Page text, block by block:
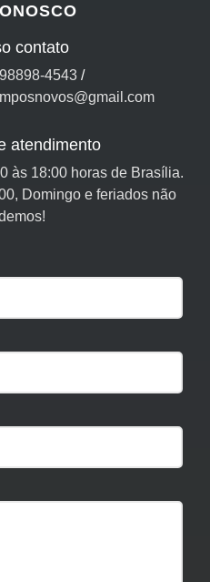
contato
4543/
atendimento
às 18:00 horas de Brasília.
Domingo e feriados não